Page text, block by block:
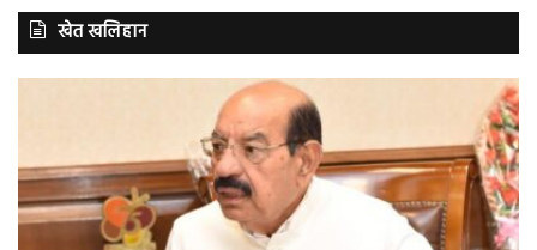
खेत खलिहान